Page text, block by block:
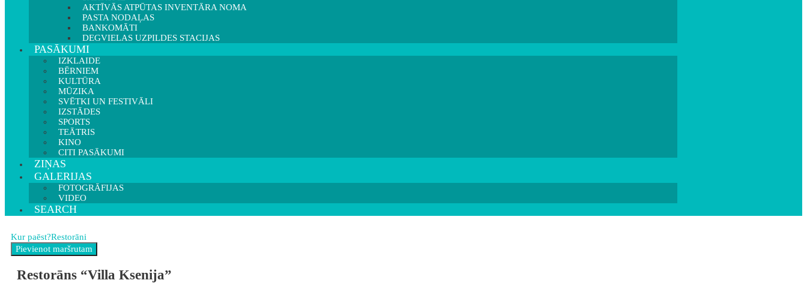
AKTĪVĀS ATPŪTAS INVENTĀRA NOMA
PASTA NODAĻAS
BANKOMĀTI
DEGVIELAS UZPILDES STACIJAS
PASĀKUMI
IZKLAIDE
BĒRNIEM
KULTŪRA
MŪZIKA
SVĒTKI UN FESTIVĀLI
IZSTĀDES
SPORTS
TEĀTRIS
KINO
CITI PASĀKUMI
ZIŅAS
GALERIJAS
FOTOGRĀFIJAS
VIDEO
SEARCH
Kur paēst?Restorāni
Restorāns “Villa Ksenija”